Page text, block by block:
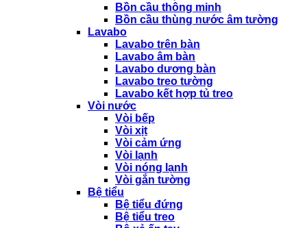
Bồn cầu thông minh
Bồn cầu thùng nước âm tường
Lavabo
Lavabo trên bàn
Lavabo âm bàn
Lavabo dương bàn
Lavabo treo tường
Lavabo kết hợp tủ treo
Vòi nước
Vòi bếp
Vòi xịt
Vòi cảm ứng
Vòi lạnh
Vòi nóng lạnh
Vòi gắn tường
Bệ tiểu
Bệ tiểu đứng
Bệ tiểu treo